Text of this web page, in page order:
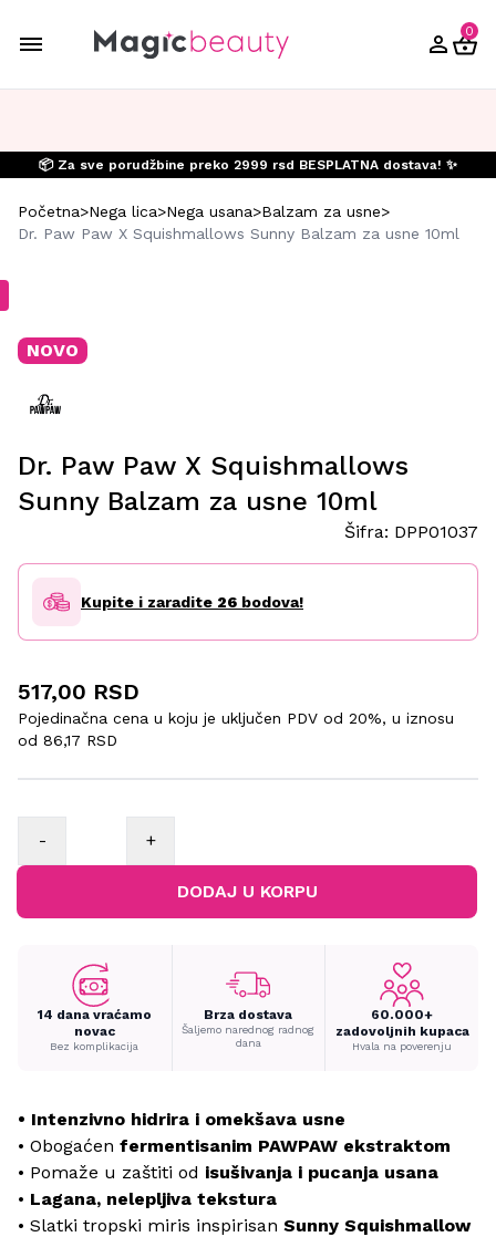
0
📦 Za sve porudžbine preko 2999 rsd BESPLATNA dostava! ✨
Početna>Nega lica>Nega usana>Balzam za usne>
Dr. Paw Paw X Squishmallows Sunny Balzam za usne 10ml
NOVO
Dr. Paw Paw X Squishmallows
Sunny Balzam za usne 10ml
Šifra: DPP01037
Kupite i zaradite 26 bodova!
517,00 RSD
Pojedinačna cena u koju je uključen PDV od 20%, u iznosu
od 86,17 RSD
- +
DODAJ U KORPU
14 dana vraćamo
novac
Bez komplikacija
Brza dostava
Šaljemo narednog radnog
dana
60.000+
zadovoljnih kupaca
Hvala na poverenju
• Intenzivno hidrira i omekšava usne
• Obogaćen fermentisanim PAWPAW ekstraktom
• Pomaže u zaštiti od isušivanja i pucanja usana
• Lagana, nelepljiva tekstura
• Slatki tropski miris inspirisan Sunny Squishmallow